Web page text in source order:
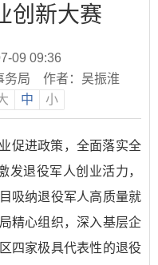
创新大赛
09 09:36
务局
作者：吴振淮
中 小
促进政策，全面落实全
发退役军人创业活力，
吸纳退役军人高质量就
精心组织，深入基层企
四家极具代表性的退役